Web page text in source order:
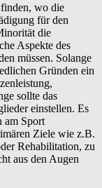
finden, wo die
für den
die
Aspekte des
müssen. Solange
Gründen ein
sollte das
einstellen. Es
am Sport
Ziele wie z.B.
Rehabilitation, zu
aus den Augen